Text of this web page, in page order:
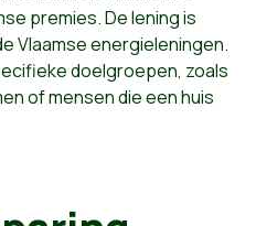
premies. De lening is
Vlaamse energieleningen.
doelgroepen, zoals
of mensen die een huis